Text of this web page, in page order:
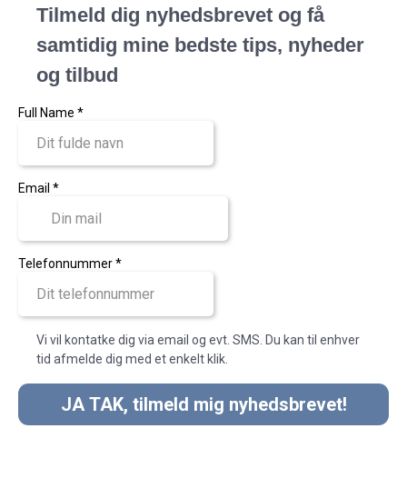
Tilmeld dig nyhedsbrevet og få
samtidig mine bedste tips, nyheder
og tilbud
Full Name *
Email *
Telefonnummer*
Vi vil kontatke dig via email og evt. SMS. Du kan til enhver
tid afmelde dig med et enkelt klik.
JA TAK, tilmeld mig nyhedsbrevet!